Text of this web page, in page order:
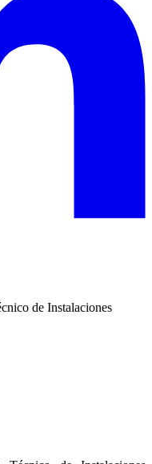
de Instalaciones